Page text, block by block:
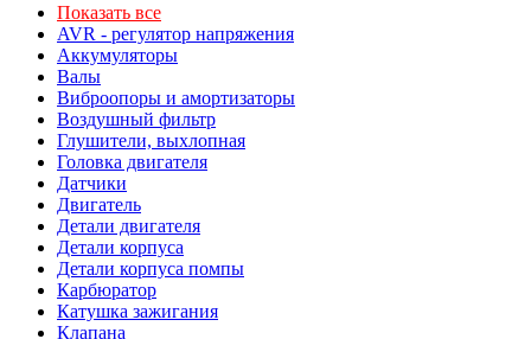
Показать все
AVR - регулятор напряжения
Аккумуляторы
Валы
Виброопоры и амортизаторы
Воздушный фильтр
Глушители, выхлопная
Головка двигателя
Датчики
Двигатель
Детали двигателя
Детали корпуса
Детали корпуса помпы
Карбюратор
Катушка зажигания
Клапана